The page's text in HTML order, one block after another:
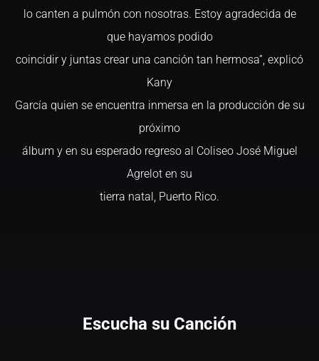
lo canten a pulmón con nosotras. Estoy agradecida de
que hayamos podido
coincidir y juntas crear una canción tan hermosa”, explicó
Kany
García quien se encuentra inmersa en la producción de su
próximo
álbum y en su esperado regreso al Coliseo José Miguel
Agrelot en su
tierra natal, Puerto Rico.
Escucha su Canción